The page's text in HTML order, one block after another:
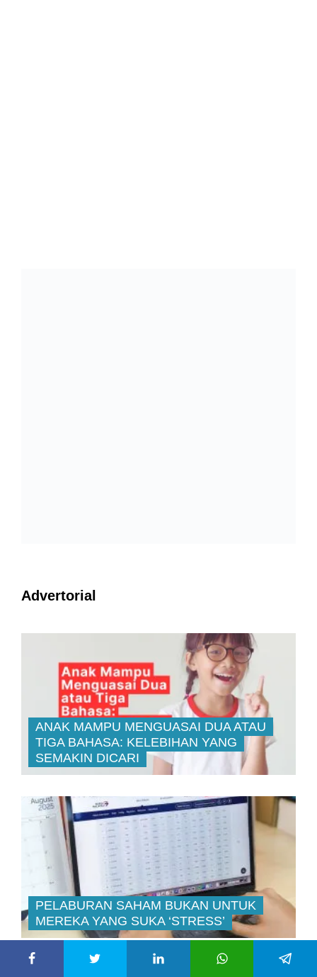
Advertorial
ANAK MAMPU MENGUASAI DUA ATAU
TIGA BAHASA: KELEBIHAN YANG
SEMAKIN DICARI
PELABURAN SAHAM BUKAN UNTUK
MEREKA YANG SUKA ‘STRESS’